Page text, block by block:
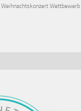
Weihnachtskonzert Wettbewerb